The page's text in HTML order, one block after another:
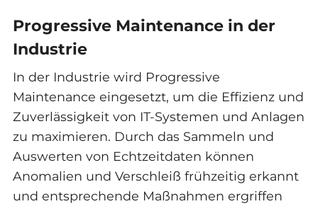
Progressive Maintenance in der
Industrie
In der Industrie wird Progressive
Maintenance eingesetzt, um die Effizienz und
Zuverlässigkeit von IT-Systemen und Anlagen
zu maximieren. Durch das Sammeln und
Auswerten von Echtzeitdaten können
Anomalien und Verschleiß frühzeitig erkannt
und entsprechende Maßnahmen ergriffen